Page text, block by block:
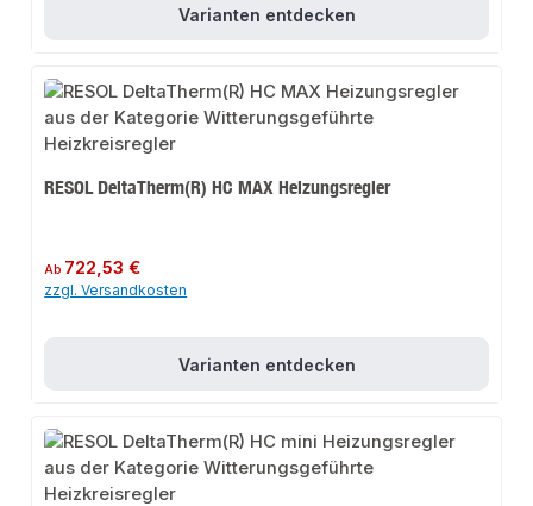
Varianten entdecken
RESOL DeltaTherm(R) HC MAX Heizungsregler
Regulärer Preis:
Ab 722,53 €
zzgl. Versandkosten
Varianten entdecken